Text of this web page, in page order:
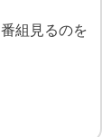
組見るのを